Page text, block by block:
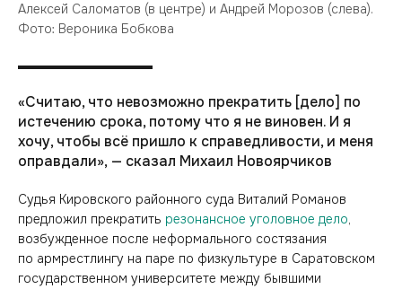
Алексей Саломатов (в центре) и Андрей Морозов (слева).
Фото: Вероника Бобкова
«Считаю, что невозможно прекратить [дело] по
истечению срока, потому что я не виновен. И я
хочу, чтобы всё пришло к справедливости, и меня
оправдали», — сказал Михаил Новоярчиков
Судья Кировского районного суда Виталий Романов
предложил прекратить резонансное уголовное дело,
возбужденное после неформального состязания
по армрестлингу на паре по физкультуре в Саратовском
государственном университете между бывшими